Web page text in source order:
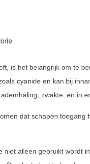
is het belangrijk om te
cyanide en kan bij
zwakte, en in
dat schapen
niet alleen gebruikt wordt